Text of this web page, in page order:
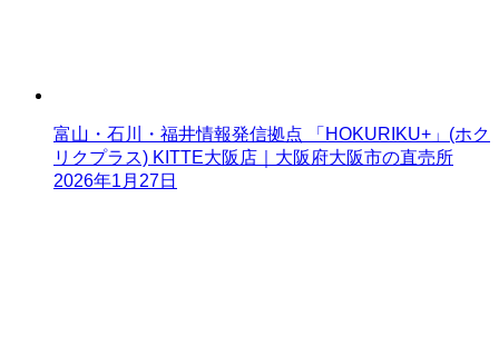
富山・石川・福井情報発信拠点 「HOKURIKU+」(ホク
リクプラス) KITTE大阪店｜大阪府大阪市の直売所
2026年1月27日